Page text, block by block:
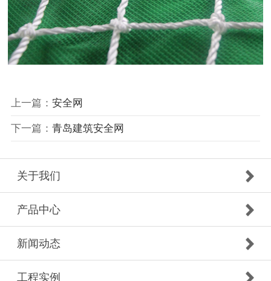
上一篇： 安全网
下一篇： 青岛建筑安全网
关于我们
产品中心
新闻动态
工程实例